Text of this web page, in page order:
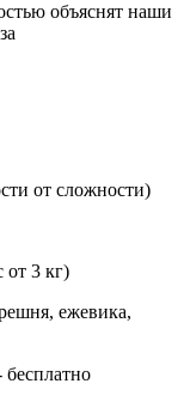
объяснят наши
от сложности)
от 3 кг)
ежевика,